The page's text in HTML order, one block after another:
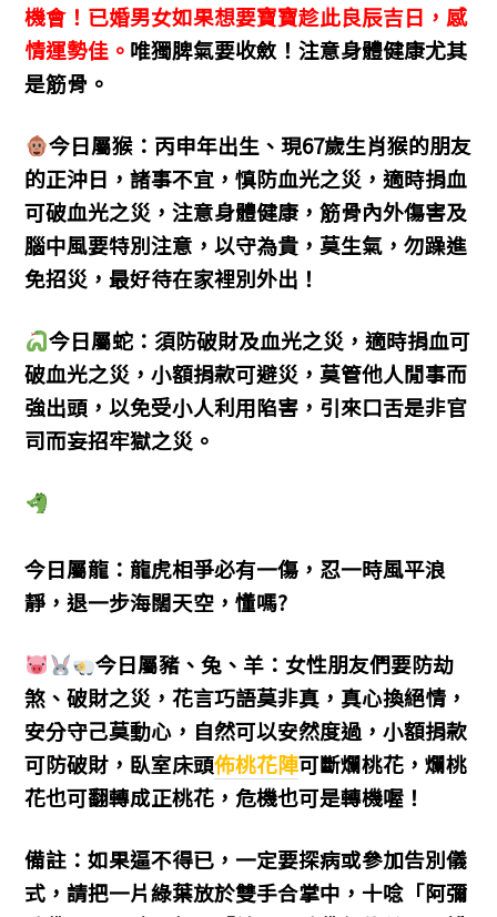
機會！已婚男女如果想要寶寶趁此良辰吉日，感
情運勢佳。 唯獨脾氣要收斂！注意身體健康尤其
是筋骨。
今日屬猴：丙申年出生、現67歲生肖猴的朋友
的正沖日，諸事不宜，慎防血光之災，適時捐血
可破血光之災，注意身體健康，筋骨內外傷害及
腦中風要特別注意，以守為貴，莫生氣，勿躁進
免招災，最好待在家裡別外出！
今日屬蛇：須防破財及血光之災，適時捐血可
破血光之災，小額捐款可避災，莫管他人閒事而
強出頭，以免受小人利用陷害，引來口舌是非官
司而妄招牢獄之災。
今日屬龍：龍虎相爭必有一傷，忍一時風平浪
靜，退一步海闊天空，懂嗎?
今日屬豬、兔、羊：女性朋友們要防劫
煞、破財之災，花言巧語莫非真，真心換絕情，
安分守己莫動心，自然可以安然度過，小額捐款
可防破財，臥室床頭佈桃花陣可斷爛桃花，爛桃
花也可翻轉成正桃花，危機也可是轉機喔！
備註：如果逼不得已，一定要探病或參加告別儀
式，請把一片綠葉放於雙手合掌中，十唸「阿彌